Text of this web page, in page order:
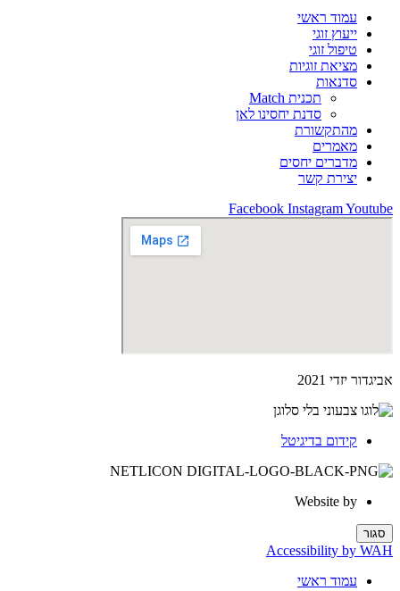
עמוד ראשי
ייעוץ זוגי
טיפול זוגי
מציאת זוגיות
סדנאות
תכנית Match
סדנת יחסינו לאן
מהתקשורת
מאמרים
מדברים יחסים
יצירת קשר
Facebook InstagramYoutube
אביגדור יזדי 2021
קידום בדיגיטל
Website by
סגור
Accessibility by WAH
עמוד ראשי